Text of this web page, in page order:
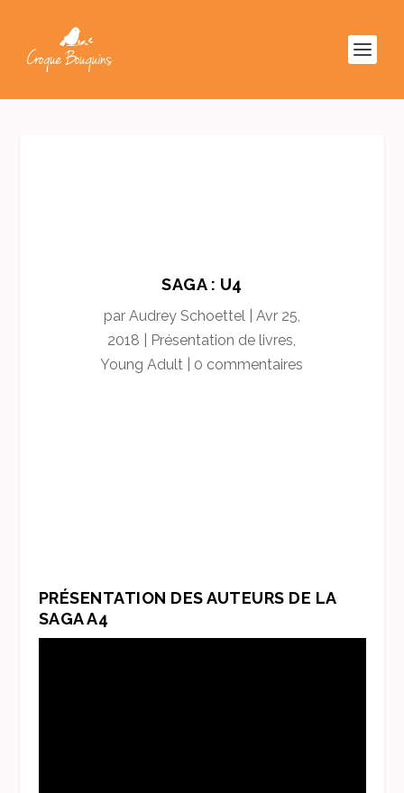
SAGA : U4
par Audrey Schoettel| Avr 25,
2018
Présentation de livres,
Young Adult
0 commentaires
PRÉSENTATION DES AUTEURS DE LA
SAGA A4